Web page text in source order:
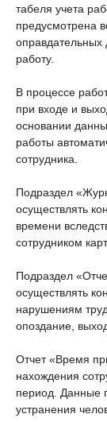
табеля учета
предусмотрена
оправдательных
работу.
В процессе
при входе и
основании
работы
сотрудника.
Подраздел
осуществлять
времени
сотрудником
Подраздел
осуществлять
нарушениям
опоздание,
Отчет «Время
нахождения
период. Данные
устранения